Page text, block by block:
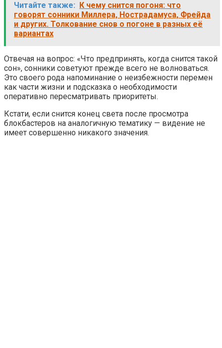
Читайте также:
К чему снится погоня: что
говорят сонники Миллера, Нострадамуса, Фрейда
и других. Толкование снов о погоне в разных её
вариантах
Отвечая на вопрос: «Что предпринять, когда снится такой
сон», сонники советуют прежде всего не волноваться.
Это своего рода напоминание о неизбежности перемен
как части жизни и подсказка о необходимости
оперативно пересматривать приоритеты.
Кстати, если снится конец света после просмотра
блокбастеров на аналогичную тематику — видение не
имеет совершенно никакого значения.